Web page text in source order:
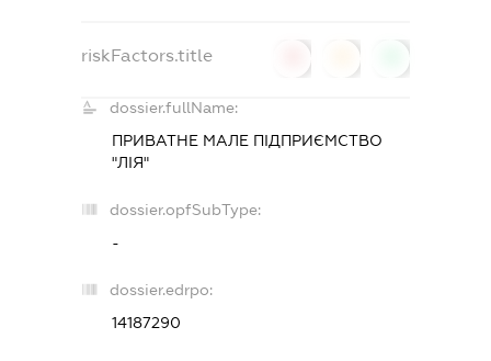
riskFactors.title
dossier.fullName:
ПРИВАТНЕ МАЛЕ ПІДПРИЄМСТВО
"ЛІЯ"
dossier.opfSubType:
-
dossier.edrpo:
14187290